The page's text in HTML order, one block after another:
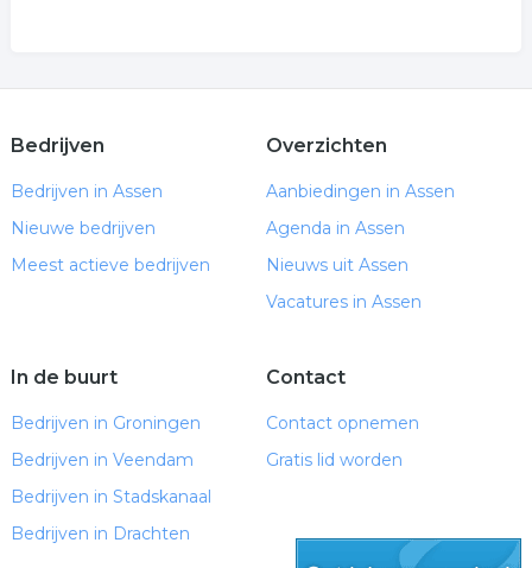
Bedrijven
Bedrijven in Assen
Nieuwe bedrijven
Meest actieve bedrijven
Overzichten
Aanbiedingen in Assen
Agenda in Assen
Nieuws uit Assen
Vacatures in Assen
In de buurt
Bedrijven in Groningen
Bedrijven in Veendam
Bedrijven in Stadskanaal
Bedrijven in Drachten
Contact
Contact opnemen
Gratis lid worden